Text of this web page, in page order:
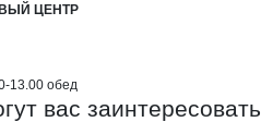
ЦЕНТР
13.00 обед
вас заинтересовать